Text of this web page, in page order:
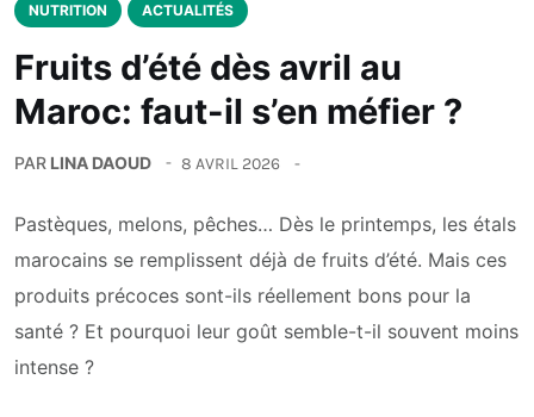
NUTRITION ACTUALITÉS
Fruits d’été dès avril au
Maroc: faut-il s’en méfier ?
PAR LINA DAOUD 8 AVRIL 2026
Pastèques, melons, pêches… Dès le printemps, les étals
marocains se remplissent déjà de fruits d’été. Mais ces
produits précoces sont-ils réellement bons pour la
santé ? Et pourquoi leur goût semble-t-il souvent moins
intense ?